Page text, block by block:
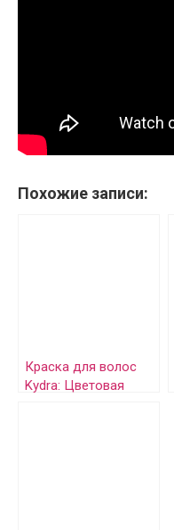
Похожие записи:
Краска для волос
Kydra: Цветовая